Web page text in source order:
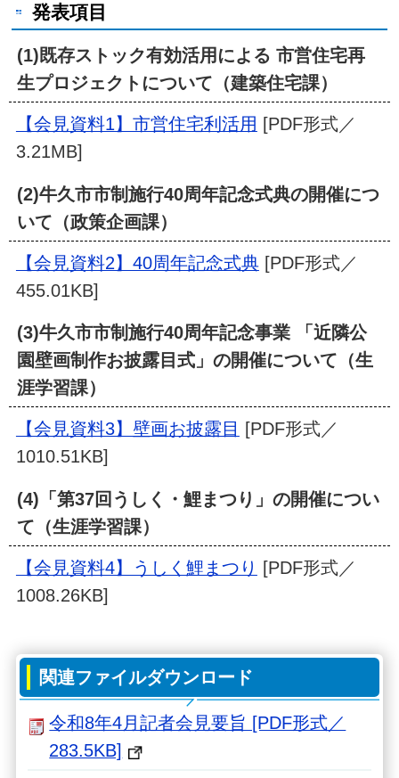
発表項目
(1)既存ストック有効活用による 市営住宅再
生プロジェクトについて（建築住宅課）
【会見資料1】市営住宅利活用 [PDF形式／
3.21MB]
(2)牛久市市制施行40周年記念式典の開催につ
いて（政策企画課）
【会見資料2】40周年記念式典[PDF形式／
455.01KB]
(3)牛久市市制施行40周年記念事業 「近隣公
園壁画制作お披露目式」の開催について（生
涯学習課）
【会見資料3】壁画お披露目
[PDF形式／
1010.51KB]
(4)「第37回うしく・鯉まつり」の開催につい
て（生涯学習課）
【会見資料4】うしく鯉まつり
[PDF形式／
1008.26KB]
関連ファイルダウンロード
令和8年4月記者会見要旨 [PDF形式／
283.5KB]